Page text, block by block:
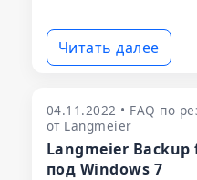
Читать далее
04.11.2022 • FAQ по
от Langmeier
Langmeier Backup
под Windows 7